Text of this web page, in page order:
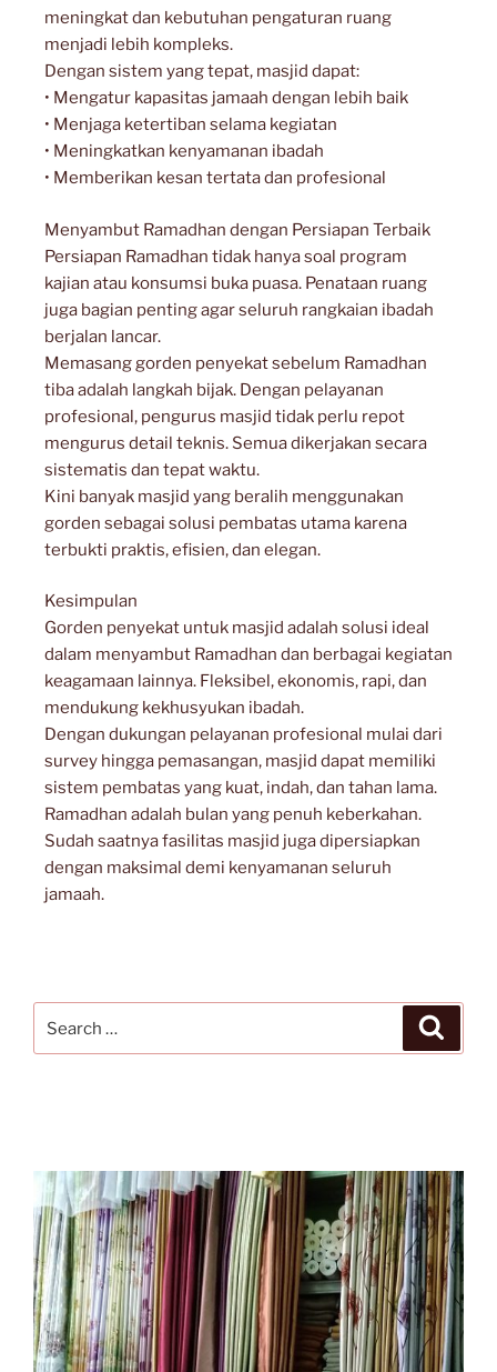
meningkat dan kebutuhan pengaturan ruang
menjadi lebih kompleks.
Dengan sistem yang tepat, masjid dapat:
• Mengatur kapasitas jamaah dengan lebih baik
• Menjaga ketertiban selama kegiatan
• Meningkatkan kenyamanan ibadah
• Memberikan kesan tertata dan profesional
Menyambut Ramadhan dengan Persiapan Terbaik
Persiapan Ramadhan tidak hanya soal program
kajian atau konsumsi buka puasa. Penataan ruang
juga bagian penting agar seluruh rangkaian ibadah
berjalan lancar.
Memasang gorden penyekat sebelum Ramadhan
tiba adalah langkah bijak. Dengan pelayanan
profesional, pengurus masjid tidak perlu repot
mengurus detail teknis. Semua dikerjakan secara
sistematis dan tepat waktu.
Kini banyak masjid yang beralih menggunakan
gorden sebagai solusi pembatas utama karena
terbukti praktis, efisien, dan elegan.
Kesimpulan
Gorden penyekat untuk masjid adalah solusi ideal
dalam menyambut Ramadhan dan berbagai kegiatan
keagamaan lainnya. Fleksibel, ekonomis, rapi, dan
mendukung kekhusyukan ibadah.
Dengan dukungan pelayanan profesional mulai dari
survey hingga pemasangan, masjid dapat memiliki
sistem pembatas yang kuat, indah, dan tahan lama.
Ramadhan adalah bulan yang penuh keberkahan.
Sudah saatnya fasilitas masjid juga dipersiapkan
dengan maksimal demi kenyamanan seluruh
jamaah.